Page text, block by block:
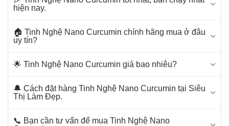
Tốc độ thẩm thấu nhanh, nhanh chóng có tác dụng lên tế
bào.
Nồng độ curcumin trong máu luôn ở mức ổn định.
Giảm các độc tính.
Tác dụng của Nano Curcumin
Công dụng của Nano Curcumin rất nhiều, và đang được
hiện nay.
🏠 Tinh Nghệ Nano Curcumin chính hãng mua ở đâu
uy tín?
🌟 Tinh Nghệ Nano Curcumin giá bao nhiêu?
🔔 Cách đặt hàng Tinh Nghệ Nano Curcumin tại Siêu
Thị Làm Đẹp.
📞 Bạn cần tư vấn để mua Tinh Nghệ Nano